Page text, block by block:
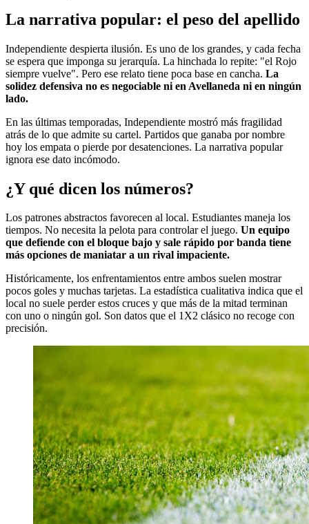
La narrativa popular: el peso del apellido
Independiente despierta ilusión. Es uno de los grandes, y cada fecha
se espera que imponga su jerarquía. La hinchada lo repite: "el Rojo
siempre vuelve". Pero ese relato tiene poca base en cancha. La
solidez defensiva no es negociable ni en Avellaneda ni en ningún
lado.
En las últimas temporadas, Independiente mostró más fragilidad
atrás de lo que admite su cartel. Partidos que ganaba por nombre
hoy los empata o pierde por desatenciones. La narrativa popular
ignora ese dato incómodo.
¿Y qué dicen los números?
Los patrones abstractos favorecen al local. Estudiantes maneja los
tiempos. No necesita la pelota para controlar el juego. Un equipo
que defiende con el bloque bajo y sale rápido por banda tiene
más opciones de maniatar a un rival impaciente.
Históricamente, los enfrentamientos entre ambos suelen mostrar
pocos goles y muchas tarjetas. La estadística cualitativa indica que el
local no suele perder estos cruces y que más de la mitad terminan
con uno o ningún gol. Son datos que el 1X2 clásico no recoge con
precisión.